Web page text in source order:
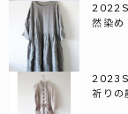
然染め
祈り